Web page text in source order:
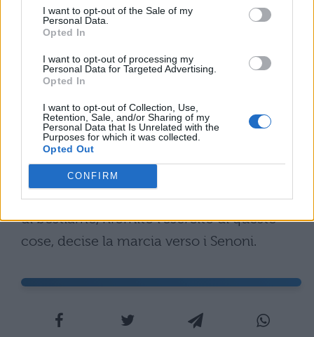
I want to opt-out of the Sale of my
Personal Data.
Opted In
I want to opt-out of processing my
Personal Data for Targeted Advertising.
Opted In
I want to opt-out of Collection, Use,
Retention, Sale, and/or Sharing of my
Personal Data that Is Unrelated with the
Purposes for which it was collected.
Opted Out
CONFIRM
situazione, tanto che solo le braccia e le
sostenere le armi, dislocata la cavalleria,
che contrastasse la violenza del
fiume,
e spaventati i nemici alla prima vista, fece
passare incolume l’esercito e trovato
frumento nei campi ed abbondanza
di bestiame, rifornito l’esercito di queste
cose, decise la marcia verso i Senoni.